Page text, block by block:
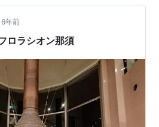
大祭のお札を頂いて帰ります。
6年前
ロラシオン那須